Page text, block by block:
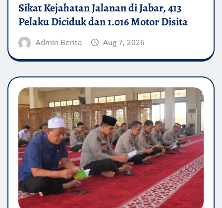
Sikat Kejahatan Jalanan di Jabar, 413
Pelaku Diciduk dan 1.016 Motor Disita
Admin Berita Aug 7, 2026